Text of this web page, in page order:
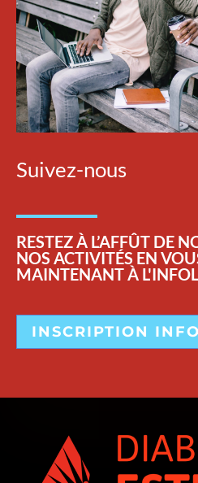
Suivez-nous
RESTEZ À L’AFFÛT DE
NOS ACTIVITÉS EN
MAINTENANT À
INSCRIPTION